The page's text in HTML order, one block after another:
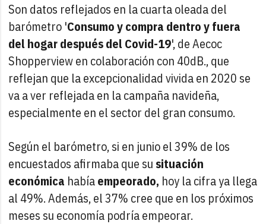
Son datos reflejados en la cuarta oleada del
barómetro 'Consumo y compra dentro y fuera
del hogar después del Covid-19', de Aecoc
Shopperview en colaboración con 40dB., que
reflejan que la excepcionalidad vivida en 2020 se
va a ver reflejada en la campaña navideña,
especialmente en el sector del gran consumo.
Según el barómetro, si en junio el 39% de los
encuestados afirmaba que su situación
económica habíaempeorado, hoy la cifra ya llega
al 49%. Además, el 37% cree que en los próximos
meses su economía podría empeorar.